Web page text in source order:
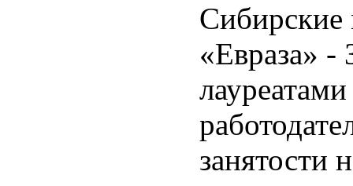
Сибирские
«Евраза»
занятости